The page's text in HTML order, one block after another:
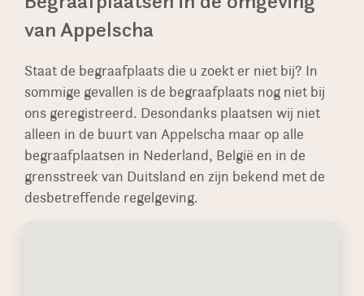
met de begraafplaats en berichten wij u als het
monument is geplaatst.
van Appelscha
Staat de begraafplaats die u zoekt er niet bij? In
sommige gevallen is de begraafplaats nog niet bij
ons geregistreerd. Desondanks plaatsen wij niet
alleen in de buurt van Appelscha maar op alle
begraafplaatsen in Nederland, België en in de
grensstreek van Duitsland en zijn bekend met de
desbetreffende regelgeving.